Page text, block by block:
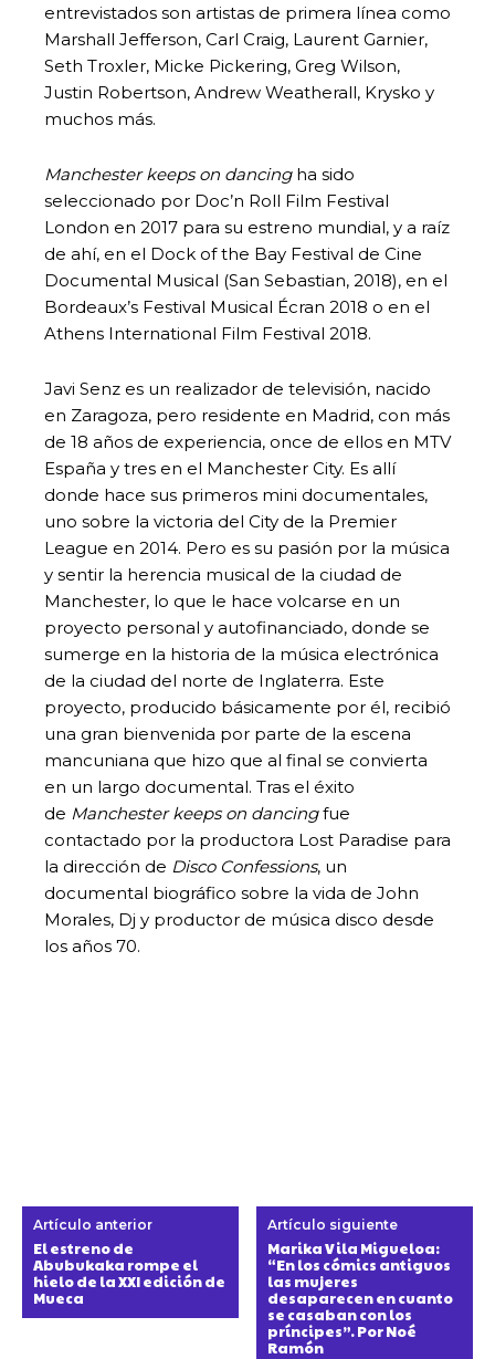
entrevistados son artistas de primera línea como
Marshall Jefferson, Carl Craig, Laurent Garnier,
Seth Troxler, Micke Pickering, Greg Wilson,
Justin Robertson, Andrew Weatherall, Krysko y
muchos más.
Manchester keeps on dancing ha sido
seleccionado por Doc’n Roll Film Festival
London en 2017 para su estreno mundial, y a raíz
de ahí, en el Dock of the Bay Festival de Cine
Documental Musical (San Sebastian, 2018), en el
Bordeaux’s Festival Musical Écran 2018 o en el
Athens International Film Festival 2018.
Javi Senz es un realizador de televisión, nacido
en Zaragoza, pero residente en Madrid, con más
de 18 años de experiencia, once de ellos en MTV
España y tres en el Manchester City. Es allí
donde hace sus primeros mini documentales,
uno sobre la victoria del City de la Premier
League en 2014. Pero es su pasión por la música
y sentir la herencia musical de la ciudad de
Manchester, lo que le hace volcarse en un
proyecto personal y autofinanciado, donde se
sumerge en la historia de la música electrónica
de la ciudad del norte de Inglaterra. Este
proyecto, producido básicamente por él, recibió
una gran bienvenida por parte de la escena
mancuniana que hizo que al final se convierta
en un largo documental. Tras el éxito
de Manchester keeps on dancingfue
contactado por la productora Lost Paradise para
la dirección de Disco Confessions, un
documental biográfico sobre la vida de John
Morales, Dj y productor de música disco desde
los años 70.
Artículo anterior
El estreno de
Abubukaka rompe el
hielo de la XXI edición de
Mueca
Artículo siguiente
Marika Vila Migueloa:
“En los cómics antiguos
las mujeres
desaparecen en cuanto
se casaban con los
príncipes”. Por Noé
Ramón